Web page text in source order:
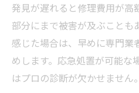
発見が遅れると修理費用が高
部分にまで被害が及ぶことも
感じた場合は、早めに専門業
めします。応急処置が可能な
はプロの診断が欠かせません。